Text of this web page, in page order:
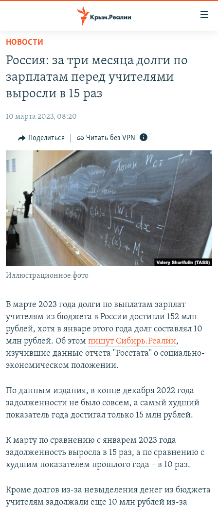
Вернуться
основному
содержанию
Вернутся
главной
навигации
Вернутся
поиску
11 ЛЕТ ОККУПАЦИИ КРЫМА. 11 ИСТОРИЙ СОПРОТИВЛЕНИЯ
ВОДА
ЕЩЕ
ИНТЕРАКТИВ
ТЕЛЕПРОЕКТ КРЫМ.РЕАЛИИ
СОВЕТЫ ПРАВОЗАЩИТНИКОВ
ПРОПАВШИЕ БЕЗ ВЕСТИ
ПОБЕДИТЕЛЕЙ НЕ СУДЯТ?
КРЫМ.НЕПОКОРЕННЫЙ
ELIFBE
УКРАИНСКАЯ ПРОБЛЕМА КРЫМА
РАДІО СВОБОДА
КАК ОБОЙТИ БЛОКИРОВКУ
Українською
Qırımtatar
ПРИСОЕДИНЯЙТЕСЬ!
НОВОСТИ
Россия: за три месяца долги по
зарплатам перед учителями
выросли в 15 раз
10 марта 2023, 08:20
Поделиться Читать без VPN
Иллюстрационное фото
В марте 2023 года долги по выплатам зарплат
учителям из бюджета в России достигли 152 млн
рублей, хотя в январе этого года долг составлял 10
млн рублей. Об этом пишут Сибирь.Реалии,
изучившие данные отчета "Росстата" о социально-
экономическом положении.
По данным издания, в конце декабря 2022 года
задолженности не было совсем, а самый худший
показатель года достигал только 15 млн рублей.
К марту по сравнению с январем 2023 года
задолженность выросла в 15 раз, а по сравнению с
худшим показателем прошлого года – в 10 раз.
Кроме долгов из-за невыделения денег из бюджета
учителям задолжали еще 10 млн рублей из-за